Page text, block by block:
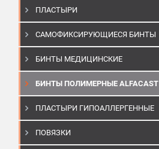
ПЛАСТЫРИ
САМОФИКСИРУЮЩИЕСЯ БИНТЫ
БИНТЫ МЕДИЦИНСКИЕ
БИНТЫ ПОЛИМЕРНЫЕ ALFACAST
ПЛАСТЫРИ ГИПОАЛЛЕРГЕННЫЕ
ПОВЯЗКИ